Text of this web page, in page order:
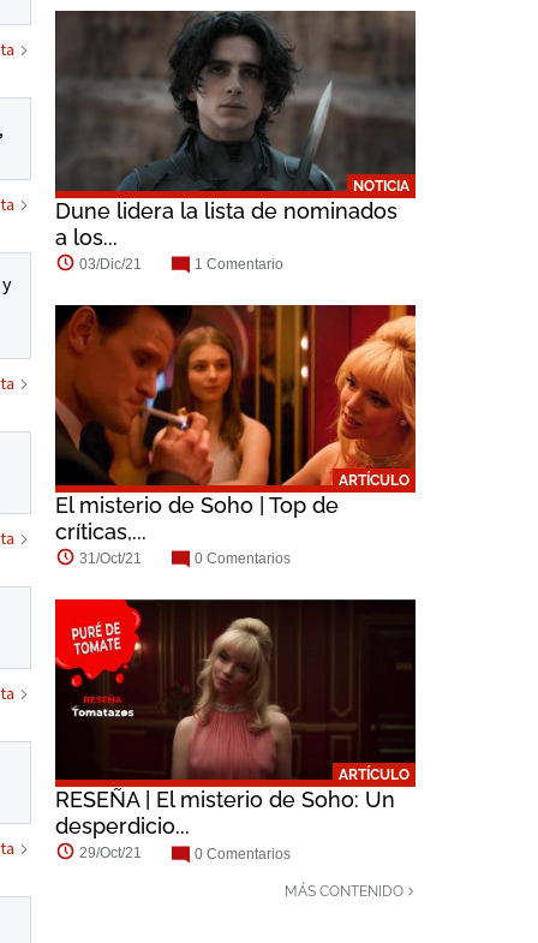
NOTICIA
Dune lidera la lista de nominados
a los...
03/Dic/21 1 Comentario
ARTÍCULO
El misterio de Soho | Top de
críticas,...
31/Oct/21 0 Comentarios
ARTÍCULO
RESEÑA | El misterio de Soho: Un
desperdicio...
29/Oct/21 0 Comentarios
MÁS CONTENIDO